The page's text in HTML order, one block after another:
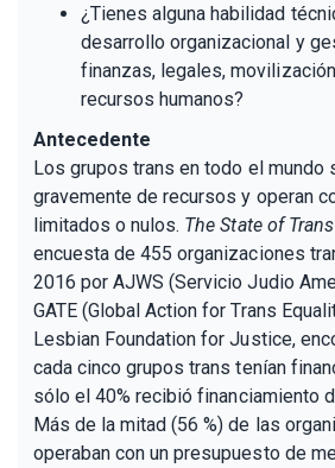
¿Tienes alguna habilidad
desarrollo organizacional y
finanzas, legales,
recursos humanos?
Antecedente
Los grupos trans en todo el mundo
gravemente de recursos y operan
limitados o nulos. The State of
encuesta de 455 organizaciones
2016 por AJWS (Servicio Judio
GATE (Global Action for Trans
Lesbian Foundation for Justice,
cada cinco grupos trans tenían
sólo el 40% recibió financiamiento
Más de la mitad (56 %) de las
operaban con un presupuesto de